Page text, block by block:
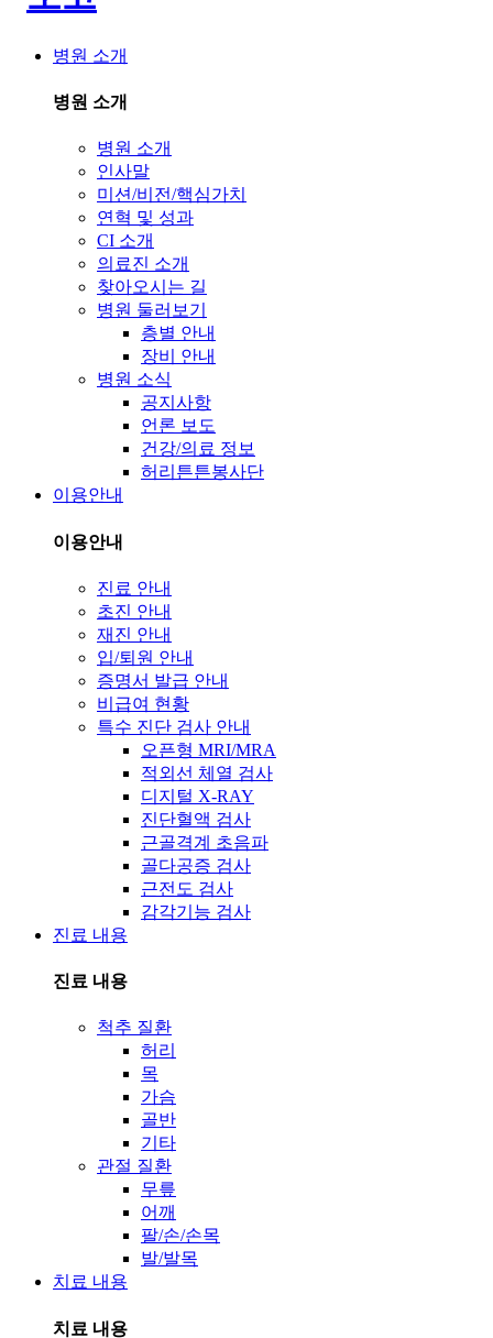
병원 소개
병원 소개
병원 소개
인사말
미션/비전/핵심가치
연혁 및 성과
CI 소개
의료진 소개
찾아오시는 길
병원 둘러보기
층별 안내
장비 안내
병원 소식
공지사항
언론 보도
건강/의료 정보
허리튼튼봉사단
이용안내
이용안내
진료 안내
초진 안내
재진 안내
입/퇴원 안내
증명서 발급 안내
비급여 현황
특수 진단 검사 안내
오픈형 MRI/MRA
적외선 체열 검사
디지털 X-RAY
진단혈액 검사
근골격계 초음파
골다공증 검사
근전도 검사
감각기능 검사
진료 내용
진료 내용
척추 질환
허리
목
가슴
골반
기타
관절 질환
무릎
어깨
팔/손/손목
발/발목
치료 내용
치료 내용